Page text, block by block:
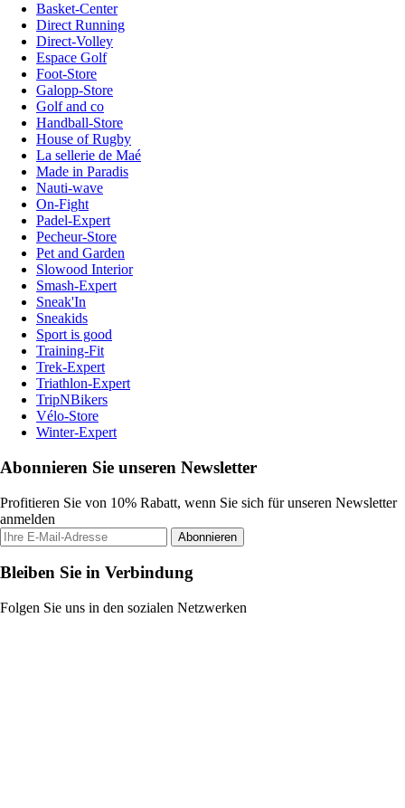
Basket-Center
Direct Running
Direct-Volley
Espace Golf
Foot-Store
Galopp-Store
Golf and co
Handball-Store
House of Rugby
La sellerie de Maé
Made in Paradis
Nauti-wave
On-Fight
Padel-Expert
Pecheur-Store
Pet and Garden
Slowood Interior
Smash-Expert
Sneak'In
Sneakids
Sport is good
Training-Fit
Trek-Expert
Triathlon-Expert
TripNBikers
Vélo-Store
Winter-Expert
Abonnieren Sie unseren Newsletter
Profitieren Sie von 10% Rabatt, wenn Sie sich für unseren Newsletter
anmelden
Abonnieren
Bleiben Sie in Verbindung
Folgen Sie uns in den sozialen Netzwerken